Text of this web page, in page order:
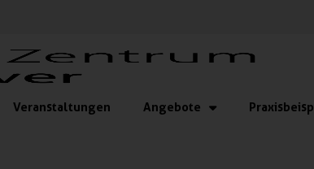
Veranstaltungen Angebote